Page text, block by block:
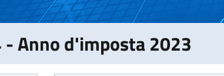
Anno d'imposta 2023